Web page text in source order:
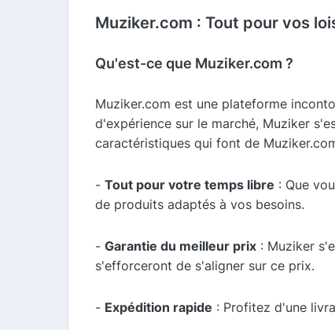
Muziker.com : Tout pour vos
Qu'est-ce que Muziker.com ?
Muziker.com est une plateforme
d'expérience sur le marché, Muziker
caractéristiques qui font de
- Tout pour votre temps libre : Que
de produits adaptés à vos besoins.
- Garantie du meilleur prix : Muziker
s'efforceront de s'aligner sur ce prix.
- Expédition rapide : Profitez d'une